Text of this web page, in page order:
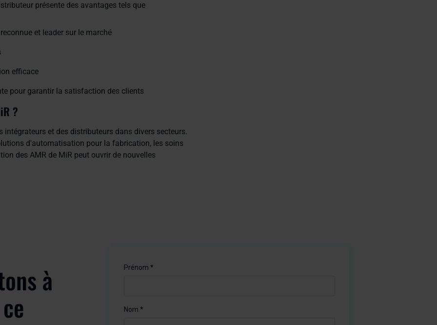
présente des avantages tels que
et leader sur le marché
efficace
pour garantir la satisfaction des clients
?
intégrateurs et des distributeurs dans divers secteurs.
d'automatisation pour la fabrication, les soins
des AMR de MiR peut ouvrir de nouvelles
à